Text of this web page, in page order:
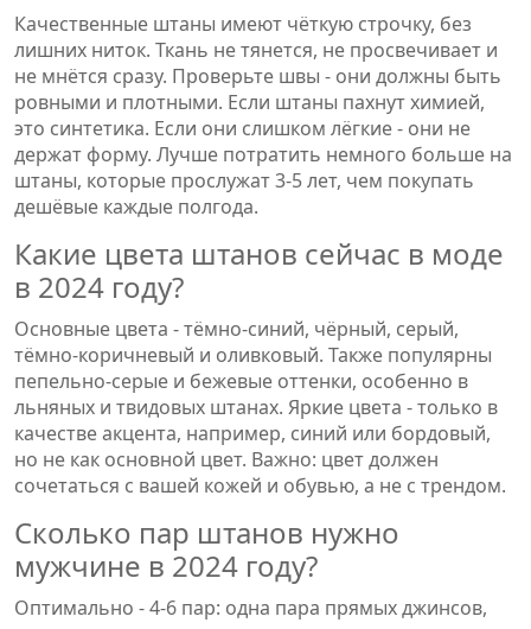
Качественные штаны имеют чёткую строчку, без
лишних ниток. Ткань не тянется, не просвечивает и
не мнётся сразу. Проверьте швы - они должны быть
ровными и плотными. Если штаны пахнут химией,
это синтетика. Если они слишком лёгкие - они не
держат форму. Лучше потратить немного больше на
штаны, которые прослужат 3-5 лет, чем покупать
дешёвые каждые полгода.
Какие цвета штанов сейчас в моде
в 2024 году?
Основные цвета - тёмно-синий, чёрный, серый,
тёмно-коричневый и оливковый. Также популярны
пепельно-серые и бежевые оттенки, особенно в
льняных и твидовых штанах. Яркие цвета - только в
качестве акцента, например, синий или бордовый,
но не как основной цвет. Важно: цвет должен
сочетаться с вашей кожей и обувью, а не с трендом.
Сколько пар штанов нужно
мужчине в 2024 году?
Оптимально - 4-6 пар: одна пара прямых джинсов,